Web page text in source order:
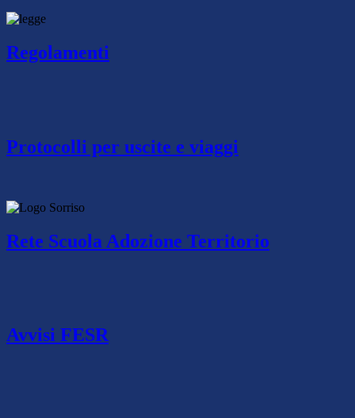
Regolamenti
Protocolli per uscite e viaggi
Rete Scuola Adozione Territorio
Avvisi FESR